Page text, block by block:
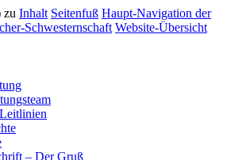
zu Inhalt Seitenfuß Haupt-Navigation der
Schwesternschaft Website-Übersicht
– Der Gruß